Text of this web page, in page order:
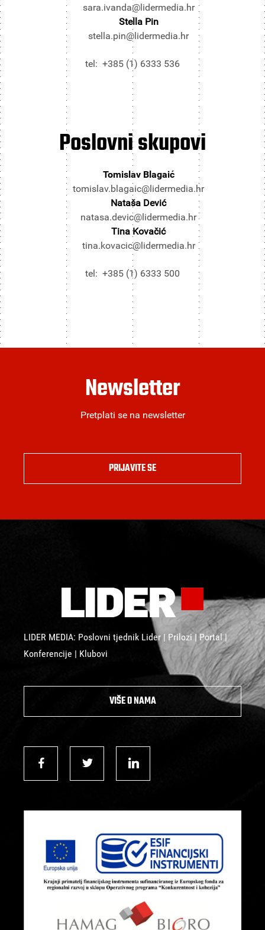
sara.ivanda@lidermedia.hr
Stella Pin
stella.pin@lidermedia.hr
tel: +385 (1) 6333 536
Poslovniskupovi
Tomislav Blagaić
tomislav.blagaic@lidermedia.hr
Nataša Dević
natasa.devic@lidermedia.hr
Tina Kovačić
tina.kovacic@lidermedia.hr
tel: +385 (1) 6333 500
Newsletter
Pretplati se na newsletter
PRIJAVITE SE
LIDER MEDIA: Poslovni tjednik Lider | Prilozi | Portal |
Konferencije | Klubovi
VIŠE O NAMA